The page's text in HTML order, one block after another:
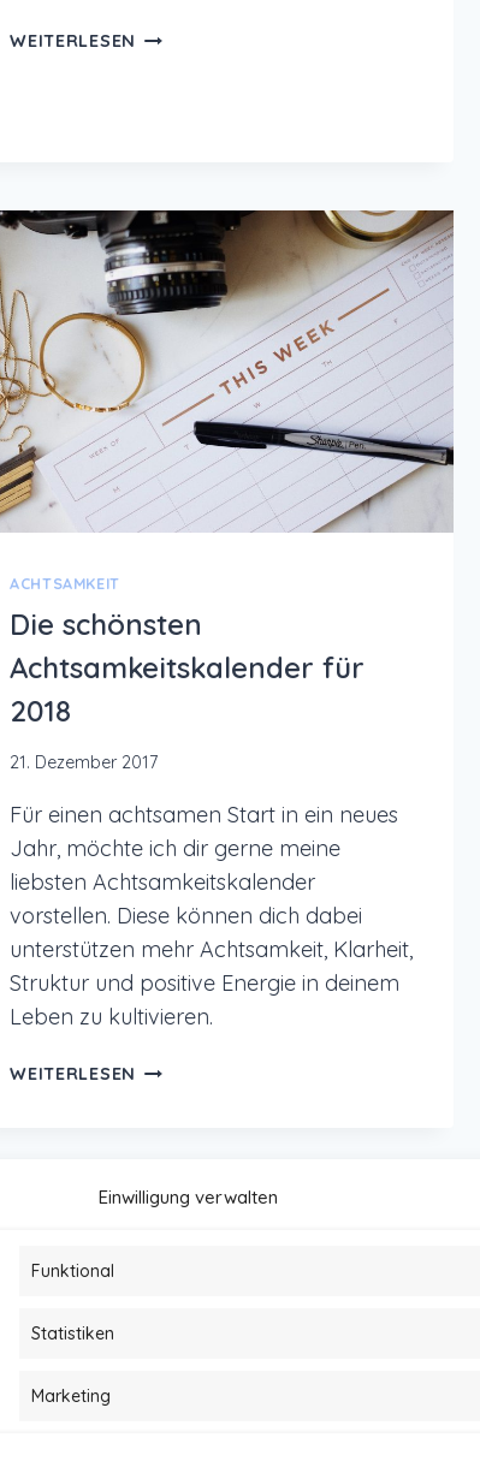
Einwilligung verwalten
Funktional
Statistiken
Marketing
WEITERLESEN KALENDER
2020
ACHTSAMKEIT
Die schönsten
Achtsamkeitskalender für
2018
21. Dezember 2017
Für einen achtsamen Start in ein neues
Jahr, möchte ich dir gerne meine
liebsten Achtsamkeitskalender
vorstellen. Diese können dich dabei
unterstützen mehr Achtsamkeit, Klarheit,
Struktur und positive Energie in deinem
Leben zu kultivieren.
WEITERLESEN DIE